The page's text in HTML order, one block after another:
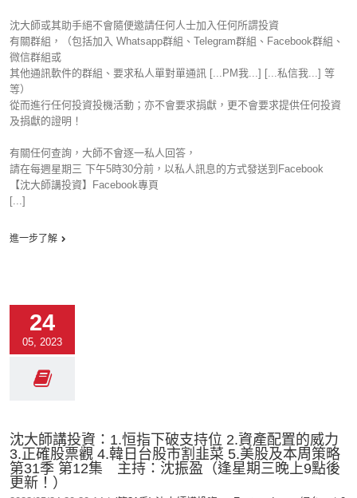
沈大師或其助手絕不會隨便邀請任何人士加入任何所謂投資
有關群組，（包括加入 Whatsapp群組、Telegram群組、Facebook群組、
微信群組或
其他通訊軟件的群組、要求私人單對單通訊 [...PM我...] [...私信我...] 等
等）
從而進行任何投資投機活動；亦不會要求捐獻，更不會要求提供任何投資
及捐獻的證明！
有關任何查詢，大師不會逐一私人回答，
請在每週星期三 下午5時30分前，以私人訊息的方式發送到Facebook
【沈大師講投資】Facebook專頁
[...]
進一步了解
24
05, 2023
沈大師講投資：1.恒指下破支持位 2.資產配置的威力
3.正確股票觀 4.韓日台股市割韭菜 5.美股及本周策略
第31季 第12集 主持：沈振盈（逢星期三晚上9點後
更新！）